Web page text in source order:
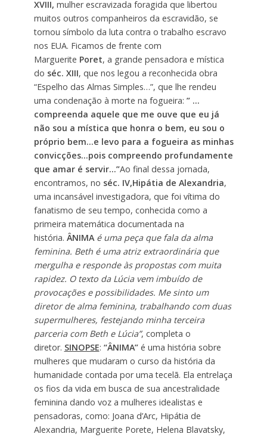
XVIII, mulher escravizada foragida que libertou
muitos outros companheiros da escravidão, se
tornou símbolo da luta contra o trabalho escravo
nos EUA. Ficamos de frente com
Marguerite Poret, a grande pensadora e mística
do séc. XIII, que nos legou a reconhecida obra
“Espelho das Almas Simples…”, que lhe rendeu
uma condenação à morte na fogueira: ” …
compreenda aquele que me ouve que eu já
não sou a mística que honra o bem, eu sou o
próprio bem…e levo para a fogueira as minhas
convicções…pois compreendo profundamente
que amar é servir…”Ao final dessa jornada,
encontramos, no séc. IV,Hipátia de Alexandria,
uma incansável investigadora, que foi vítima do
fanatismo de seu tempo, conhecida como a
primeira matemática documentada na
história. ÂNIMAé uma peça que fala da alma
feminina. Beth é uma atriz extraordinária que
mergulha e responde às propostas com muita
rapidez. O texto da Lúcia vem imbuído de
provocações e possibilidades. Me sinto um
diretor de alma feminina, trabalhando com duas
supermulheres, festejando minha terceira
parceria com Beth e Lúcia”, completa o
diretor. SINOPSE: “ÂNIMA”é uma história sobre
mulheres que mudaram o curso da história da
humanidade contada por uma tecelã. Ela entrelaça
os fios da vida em busca de sua ancestralidade
feminina dando voz a mulheres idealistas e
pensadoras, como: Joana d’Arc, Hipátia de
Alexandria, Marguerite Porete, Helena Blavatsky,